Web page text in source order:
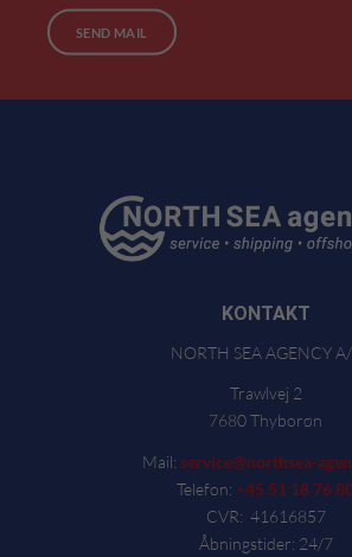
SEND MAIL
KONTAKT
NORTH SEA AGENCY
Trawlvej 2
7680 Thyborøn
Mail: service@northsea-
Telefon: +45 51 18 76
CVR: 41616857
Åbningstider: 24/7